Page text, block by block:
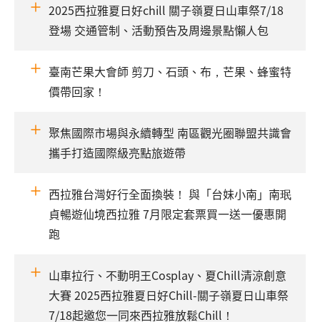
2025西拉雅夏日好chill 關子嶺夏日山車祭7/18
登場 交通管制、活動預告及周邊景點懶人包
臺南芒果大會師 剪刀、石頭、布，芒果、蜂蜜特
價帶回家！
聚焦國際市場與永續轉型 南區觀光圈聯盟共識會
攜手打造國際級亮點旅遊帶
西拉雅台灣好行全面換裝！ 與「台妹小南」南珉
貞暢遊仙境西拉雅 7月限定套票買一送一優惠開
跑
山車拉行、不動明王Cosplay、夏Chill清涼創意
大賽 2025西拉雅夏日好Chill-關子嶺夏日山車祭
7/18起邀您一同來西拉雅放鬆Chill！